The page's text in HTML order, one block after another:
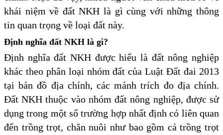
khái niệm về đất NKH là gì cùng với những thông
tin quan trọng về loại đất này.
Định nghĩa đất NKH là gì?
Định nghĩa đất NKH được hiểu là đất nông nghiệp
khác theo phân loại nhóm đất của Luật Đất đai 2013
tại bản đồ địa chính, các mảnh trích đo địa chính.
Đất NKH thuộc vào nhóm đất nông nghiệp, được sử
dụng trong một số trường hợp nhất định có liên quan
đến trồng trọt, chăn nuôi như bao gồm cả trồng trọt